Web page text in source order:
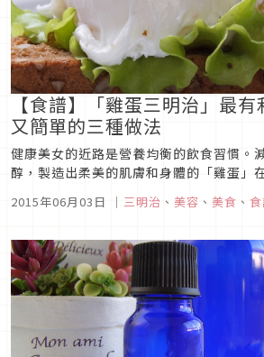
【食譜】「雞蛋三明治」最
又簡單的三種做法
健康美女的近路是營養均衡的飲食習慣。
醇，製造出柔美的肌膚和身體的「雞蛋」
次，按照不同的目的，向大家介紹三明治
2015年06月03日 ｜ 三明治 、 美容 、 美食 、